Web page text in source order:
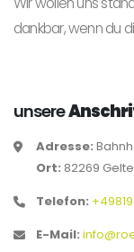
dankbar, wenn du
unsere
Adresse:
Ort: 82269
Telefon:
E-Mail: